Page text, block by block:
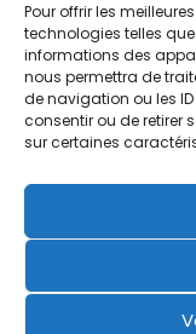
Pour offrir les
technologies telles
informations des
nous permettra de
de navigation ou les
consentir ou de retirer
sur certaines